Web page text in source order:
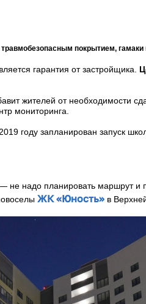
покрытием, гамаки
гарантия от застройщика.
жителей от необходимости
мониторинга.
году запланирован запуск
не надо планировать маршрут и
ЖК «Юность» в